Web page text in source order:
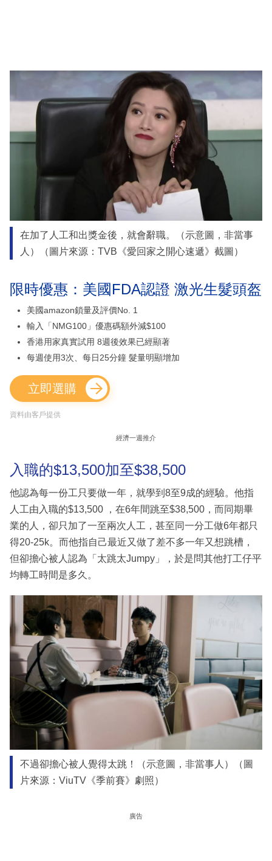
在加了人工和出獎金後，就會辭職。（示意圖，非當事
人）（圖片來源：TVB《愛回家之開心速遞》截圖）
限時優惠：美國FDA認證 激光生髮頭盔
美國amazon鎖量及評價No. 1
輸入「NMG100」優惠碼額外減$100
香港用家真實試用 8週後效果已經顯著
每週使用3次、每日25分鐘 髮量明顯增加
立即選購
資料由客戶提供
經濟一週推介
入職的$13,500加至$38,500
他認為每一份工只要做一年，就學到8至9成的經驗。他指
人工由入職的$13,500 ，在6年間跳至$38,500，而同期畢
業的人，卻只加了一至兩次人工，甚至同一分工做6年都只
得20-25k。而他指自己最近又做了差不多一年又想跳槽，
但卻擔心被人認為「太跳太Jumpy」，於是問其他打工仔平
均轉工時間是多久。
不過卻擔心被人覺得太跳！（示意圖，非當事人）（圖
片來源：ViuTV《季前賽》劇照）
廣告